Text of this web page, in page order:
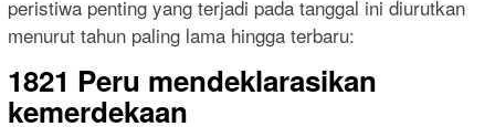
peristiwa penting yang terjadi pada tanggal ini diurutkan
menurut tahun paling lama hingga terbaru:
1821 Peru mendeklarasikan
kemerdekaan